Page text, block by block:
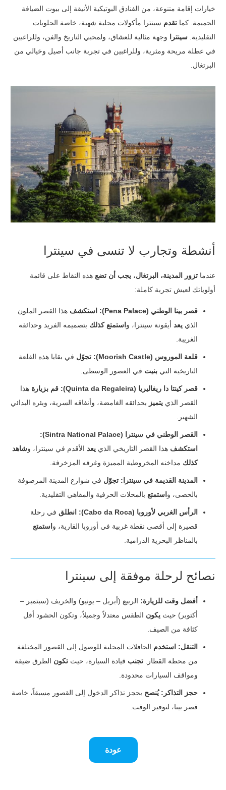
خيارات إقامة متنوعة، من الفنادق البوتيكية الأنيقة إلى بيوت الضيافة
الحميمة. كما تقدم سينترا مأكولات محلية شهية، خاصة الحلويات
التقليدية. سينترا
وجهة مثالية للعشاق، ولمحبي التاريخ والفن، وللراغبين
في عطلة مريحة ومثرية، وللراغبين في تجربة جانب أصيل وخيالي من
البرتغال.
أنشطة وتجارب لا تنسى في سينترا
عندما تزور المدينة، البرتغال، يجب أن تضع هذه النقاط على قائمة
أولوياتك لعيش تجربة كاملة:
قصر بينا الوطني (Pena Palace): استكشف هذا القصر الملون
الذي يعد أيقونة سينترا، و استمتع كذلك بتصميمه الفريد وحدائقه
الغريبة.
قلعة الموروس (Moorish Castle): تجوّل في بقايا هذه القلعة
التاريخية التي بنيت في العصور الوسطى.
قصر كينتا دا ريغاليريا (Quinta da Regaleira): قم بزيارة هذا
القصر الذي يتميز بحدائقه الغامضة، وأنفاقه السرية، وبئره البدائي
الشهير.
القصر الوطني في سينترا (Sintra National Palace):
استكشف هذا القصر التاريخي الذي يعد الأقدم في سينترا، وشاهد
كذلك مداخنه المخروطية المميزة وغرفه المزخرفة.
المدينة القديمة في سينترا: تجوّل في شوارع المدينة المرصوفة
بالحصى، و استمتع بالمحلات الحرفية والمقاهي التقليدية.
الرأس الغربي لأوروبا (Cabo da Roca): انطلق في رحلة
قصيرة إلى أقصى نقطة غربية في أوروبا القارية، و استمتع
بالمناظر البحرية الدرامية.
نصائح لرحلة موفقة إلى سينترا
أفضل وقت للزيارة: الربيع (أبريل – يونيو) والخريف (سبتمبر –
أكتوبر) حيث يكون الطقس معتدلاً وجميلاً، وتكون الحشود أقل
كثافة من الصيف.
التنقل: استخدم الحافلات المحلية للوصول إلى القصور المختلفة
من محطة القطار. تجنب قيادة السيارة، حيث تكون الطرق ضيقة
ومواقف السيارات محدودة.
حجز التذاكر: يُنصح بحجز تذاكر الدخول إلى القصور مسبقاً، خاصة
قصر بينا، لتوفير الوقت.
عودة